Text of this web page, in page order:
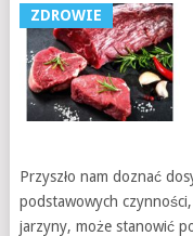
ZDROWIE
Przyszło nam doznać
podstawowych
jarzyny, może stanowić